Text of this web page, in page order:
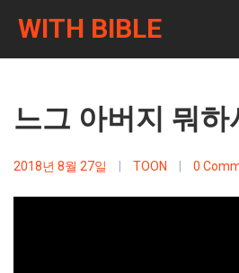
WITH BIBLE
느그 아버지 뭐하
2018년 8월 27일 TOON 0